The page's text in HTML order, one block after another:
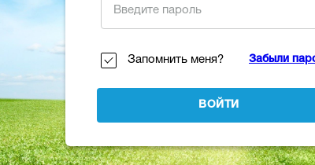
Запомнить меня? Забыли
ВОЙТИ